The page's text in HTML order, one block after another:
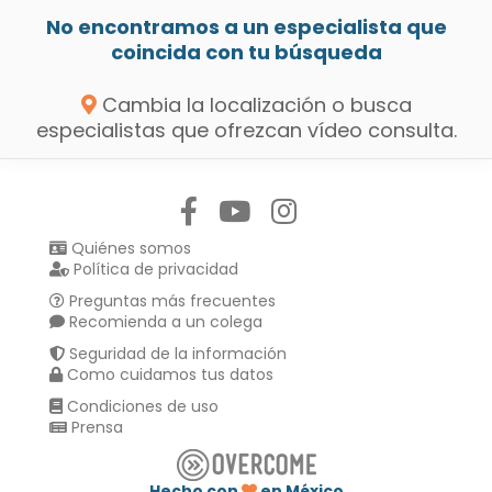
No encontramos a un especialista que
coincida con tu búsqueda
Cambia la localización o busca
especialistas que ofrezcan vídeo consulta.
Quiénes somos
Política de privacidad
Preguntas más frecuentes
Recomienda a un colega
Seguridad de la información
Como cuidamos tus datos
Condiciones de uso
Prensa